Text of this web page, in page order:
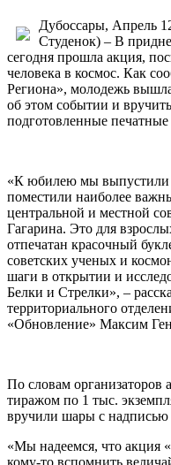
Дубоссары, Апрель
Студенок) – В
сегодня прошла акция,
человека в космос. Как
Региона», молодежь
об этом событии и
подготовленные печатные
«К юбилею мы выпустили
поместили наиболее
центральной и местной
Гагарина. Это для
отпечатан красочный
советских ученых и
шаги в открытии и
Белки и Стрелки», –
территориального
«Обновление» Максим
По словам организаторов
тиражом по 1 тыс.
вручили шары с
«Мы надеемся, что акция
кому-то вспомнить